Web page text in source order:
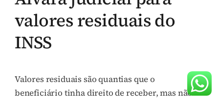
valores residuais do
INSS
Valores residuais são quantias que o
beneficiário tinha direito de receber, mas não